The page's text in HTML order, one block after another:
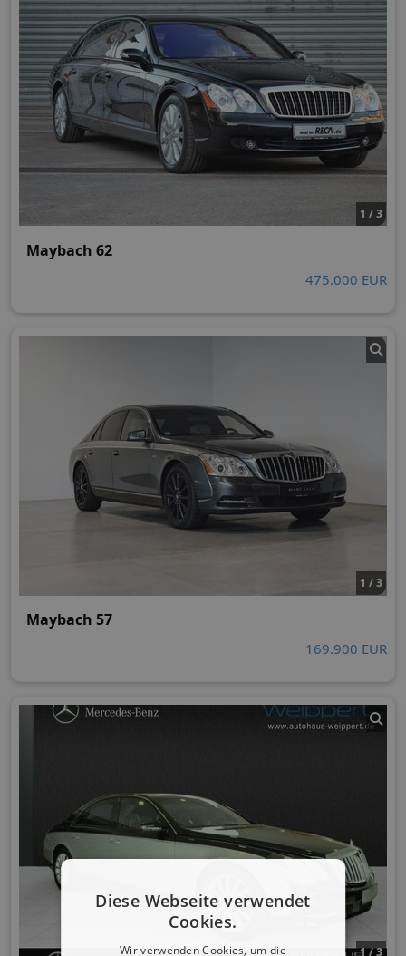
1 / 3
Maybach 62
475.000 EUR
1 / 3
Maybach 57
169.900 EUR
1 / 3
Diese Webseite verwendet
Cookies.
Wir verwenden Cookies, um die